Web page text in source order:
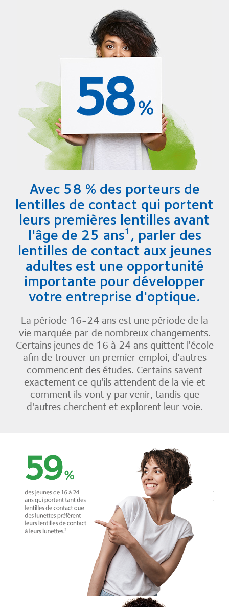
Avec 58 % des porteurs de
lentilles de contact qui portent
leurs premières lentilles avant
l'âge de 25 ans1 , parler des
lentilles de contact aux jeunes
adultes est une opportunité
importante pour développer
votre entreprise d'optique.
La période 16-24 ans est une période de la
vie marquée par de nombreux changements.
Certains jeunes de 16 à 24 ans quittent l'école
afin de trouver un premier emploi, d'autres
commencent des études. Certains savent
exactement ce qu'ils attendent de la vie et
comment ils vont y parvenir, tandis que
d'autres cherchent et explorent leur voie.